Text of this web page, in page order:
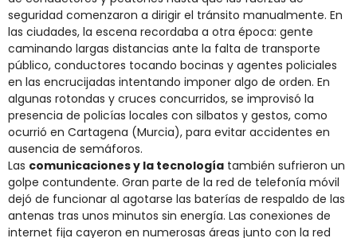
seguridad comenzaron a dirigir el tránsito manualmente​. En
las ciudades, la escena recordaba a otra época: gente
caminando largas distancias ante la falta de transporte
público, conductores tocando bocinas y agentes policiales
en las encrucijadas intentando imponer algo de orden. En
algunas rotondas y cruces concurridos, se improvisó la
presencia de policías locales con silbatos y gestos, como
ocurrió en Cartagena (Murcia), para evitar accidentes en
ausencia de semáforos.
Las comunicaciones y la tecnología también sufrieron un
golpe contundente. Gran parte de la red de telefonía móvil
dejó de funcionar al agotarse las baterías de respaldo de las
antenas tras unos minutos sin energía. Las conexiones de
internet fija cayeron en numerosas áreas junto con la red